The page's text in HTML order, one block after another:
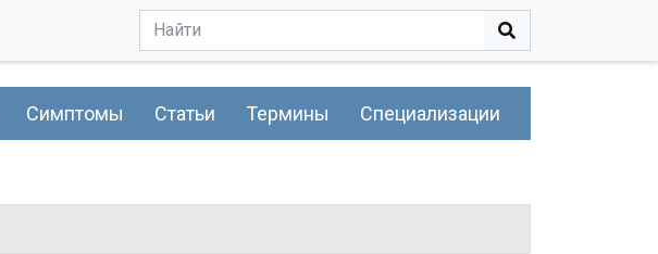
Симптомы Статьи Термины Специализации